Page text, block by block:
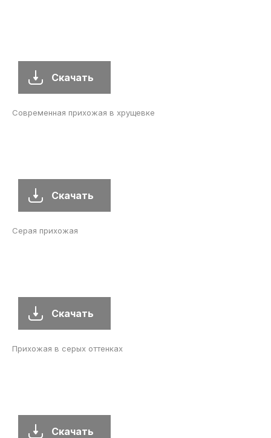
Скачать
Современная прихожая в хрущевке
Скачать
Серая прихожая
Скачать
Прихожая в серых оттенках
Скачать